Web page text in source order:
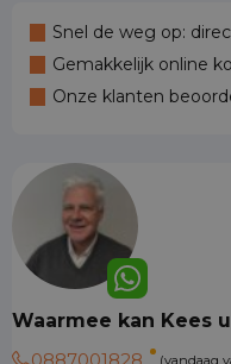
Snel de weg op:
Gemakkelijk online
Onze klanten
Waarmee kan Kees
(vandaag